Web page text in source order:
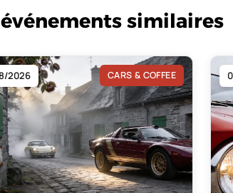
similaires
2026 CARS & COFFEE